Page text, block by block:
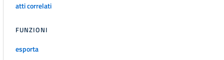
atti correlati
FUNZIONI
esporta